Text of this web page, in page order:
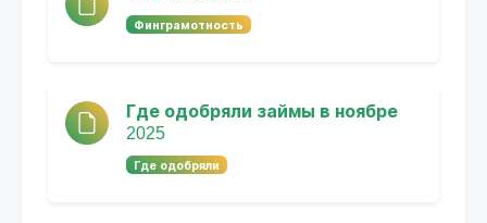
Финграмотность
Где одобряли займы в ноябре
2025
Где одобряли